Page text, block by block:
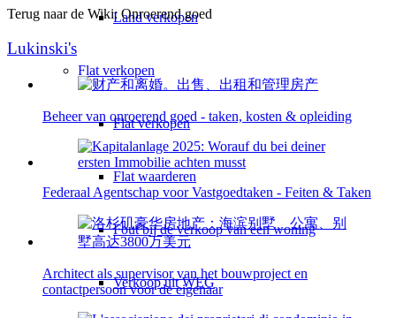
Land verkopen
Flat verkopen
Flat verkopen
Flat waarderen
Fout bij de verkoop van een woning
Verkoop uit WEG
Terug naar de Wiki: Onroerend goed
Lukinski's
Beheer van onroerend goed - taken, kosten & opleiding
Federaal Agentschap voor Vastgoedtaken - Feiten & Taken
Architect als supervisor van het bouwproject en
contactpersoon voor de eigenaar